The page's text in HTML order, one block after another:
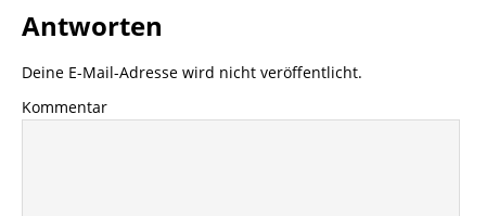
Antworten
Deine E-Mail-Adresse wird nicht veröffentlicht.
Kommentar